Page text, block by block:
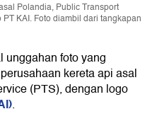
Polandia, Public Transport
KAI. Foto diambil dari tangkapan
foto yang
kereta api asal
(PTS), dengan logo
.